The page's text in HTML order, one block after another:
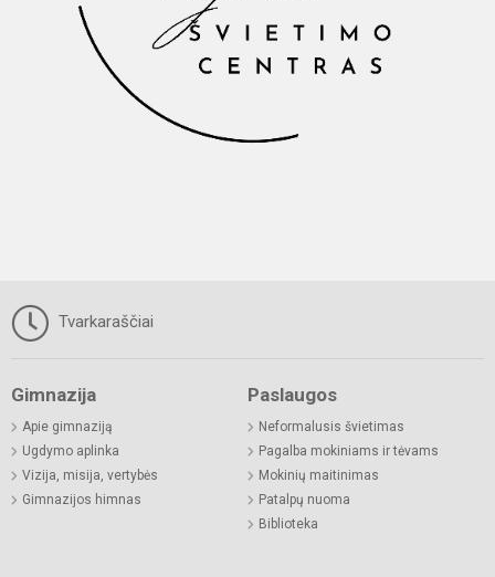
Tvarkaraščiai
Gimnazija
Apie gimnaziją
Ugdymo aplinka
Vizija, misija, vertybės
Gimnazijos himnas
Paslaugos
Neformalusis švietimas
Pagalba mokiniams ir tėvams
Mokinių maitinimas
Patalpų nuoma
Biblioteka